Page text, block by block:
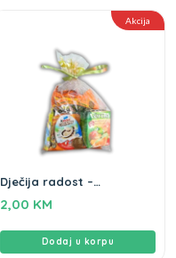
Akcija
Dječija radost –
2,00 KM
Dodaj u korpu